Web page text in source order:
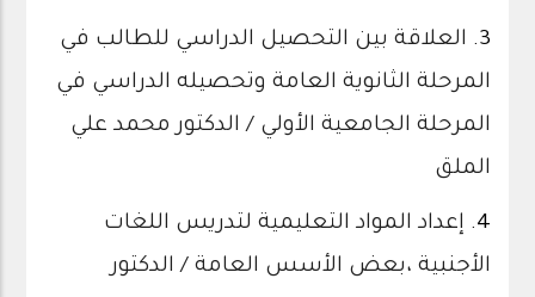
3.
العلاقة بين التحصيل الدراسي للطالب في
المرحلة الثانوية العامة وتحصيله الدراسي في
المرحلة الجامعية الأولي / الدكتور محمد علي
الملق
4. إعداد المواد التعليمية لتدريس اللغات
الأجنبية ،بعض الأسس العامة / الدكتور